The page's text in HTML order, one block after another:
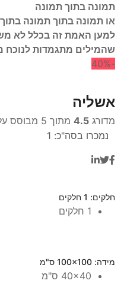
אשליה
-40%
מדורג 4.5 מתוך 5 מבוסס על
נמכרו בסה"כ: 1
תמונה בתוך תמונה
או תמונה בתוך תמונה
למען האמת זה בכלל לא
שהמילים מתגמדות לנוכח
חלקים: 1 חלקים
1 חלקים
מידה: 100x100 ס"מ
40x40 ס"מ